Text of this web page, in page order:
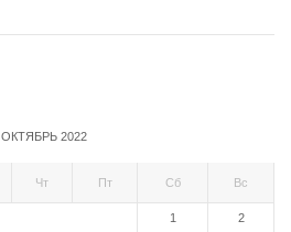
ОКТЯБРЬ 2022
Чт Пт Сб Вс
1 2